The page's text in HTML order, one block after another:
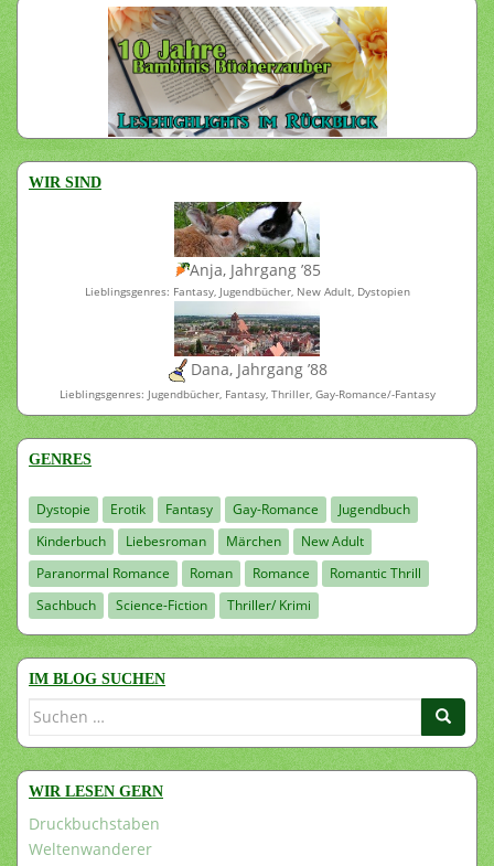
WIR SIND
Anja, Jahrgang ’85
Lieblingsgenres: Fantasy, Jugendbücher, New Adult, Dystopien
Dana, Jahrgang ’88
Lieblingsgenres: Jugendbücher, Fantasy, Thriller, Gay-Romance/-Fantasy
GENRES
Dystopie Erotik Fantasy Gay-Romance
Jugendbuch
Kinderbuch
Liebesroman Märchen
New Adult
Paranormal Romance
Roman Romance
Romantic Thrill
Sachbuch
Science-Fiction Thriller/ Krimi
IM BLOG SUCHEN
Suchen
WIR LESEN GERN
Druckbuchstaben
Weltenwanderer